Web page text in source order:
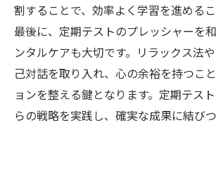
割することで、効率よく学習を進めるこ
最後に、定期テストのプレッシャーを
ンタルケアも大切です。リラックス法
己対話を取り入れ、心の余裕を持つこ
ョンを整える鍵となります。定期テス
らの戦略を実践し、確実な成果に結びつ